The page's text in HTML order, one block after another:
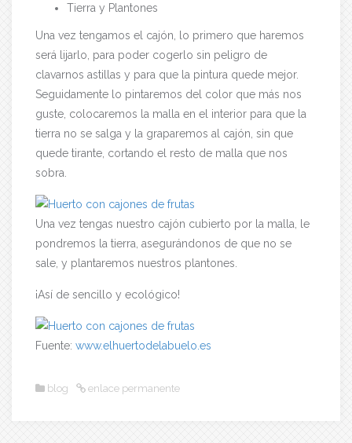
Tierra y Plantones
Una vez tengamos el cajón, lo primero que haremos
será lijarlo, para poder cogerlo sin peligro de
clavarnos astillas y para que la pintura quede mejor.
Seguidamente lo pintaremos del color que más nos
guste, colocaremos la malla en el interior para que la
tierra no se salga y la graparemos al cajón, sin que
quede tirante, cortando el resto de malla que nos
sobra.
Una vez tengas nuestro cajón cubierto por la malla, le
pondremos la tierra, asegurándonos de que no se
sale, y plantaremos nuestros plantones.
¡Así de sencillo y ecológico!
Fuente: www.elhuertodelabuelo.es
blog enlace permanente